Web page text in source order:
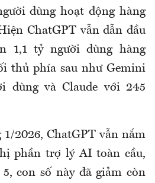
dùng hoạt động hàng
ChatGPT vẫn dẫn đầu
1,1 tỷ người dùng hàng
thủ phía sau như Gemini
dùng và Claude với 245
2026, ChatGPT vẫn nắm
phần trợ lý AI toàn cầu,
con số này đã giảm còn